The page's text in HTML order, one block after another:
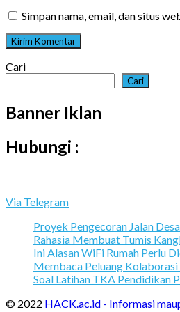
Simpan nama, email, dan situs
Cari
Cari
Banner Iklan
Hubungi :
Via Telegram
Proyek Pengecoran Jalan
Rahasia Membuat Tumis
Ini Alasan WiFi Rumah Perlu
Membaca Peluang
Soal Latihan TKA Pendidikan
© 2022 HACK.ac.id - Informasi